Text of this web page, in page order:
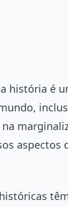
história é
aspectos